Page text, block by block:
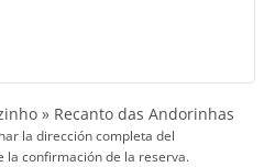
» Recanto das Andorinhas
la dirección completa del
la confirmación de la reserva.